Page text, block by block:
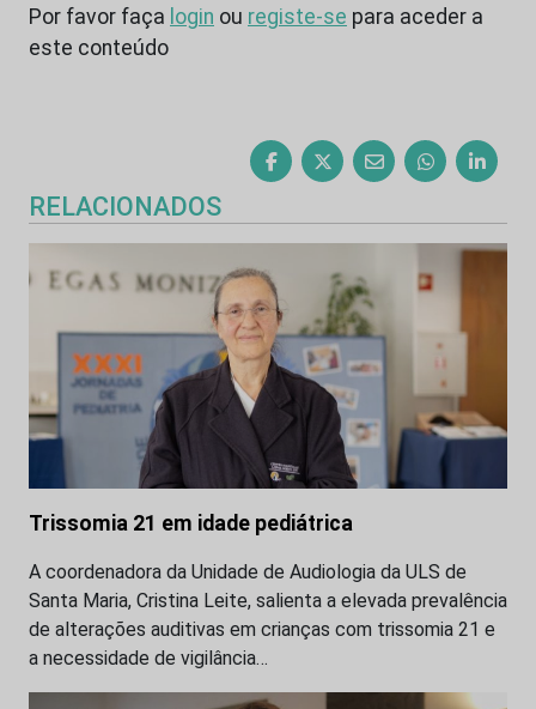
Por favor faça login ou registe-se para aceder a
este conteúdo
RELACIONADOS
Trissomia 21 em idade pediátrica
A coordenadora da Unidade de Audiologia da ULS de
Santa Maria, Cristina Leite, salienta a elevada prevalência
de alterações auditivas em crianças com trissomia 21 e
a necessidade de vigilância…